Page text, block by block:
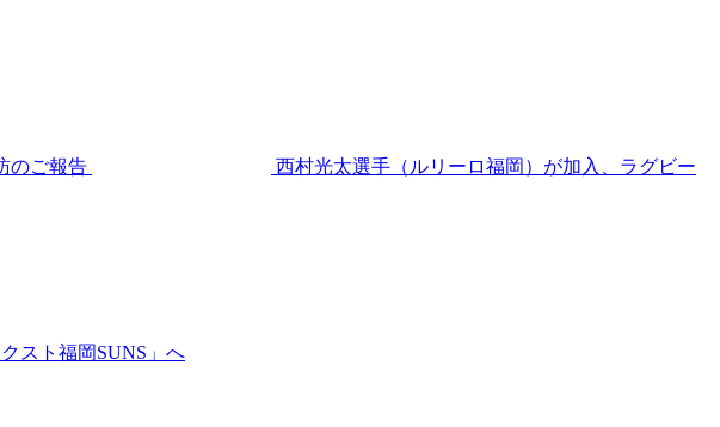
のご報告 西村光太選手（ルリーロ福岡）が加入、ラグビー
スト福岡SUNS」へ